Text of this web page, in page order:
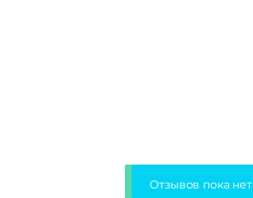
Отзывов пока нет